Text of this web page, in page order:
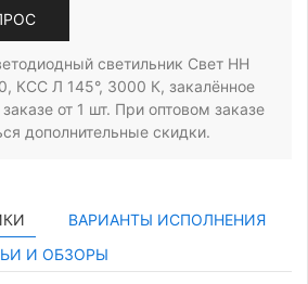
светильник Свет НН
КСС Л 145°, 3000 К, закалённое
от 1 шт. При оптовом заказе
дополнительные скидки.
ВАРИАНТЫ ИСПОЛНЕНИЯ
И ОБЗОРЫ